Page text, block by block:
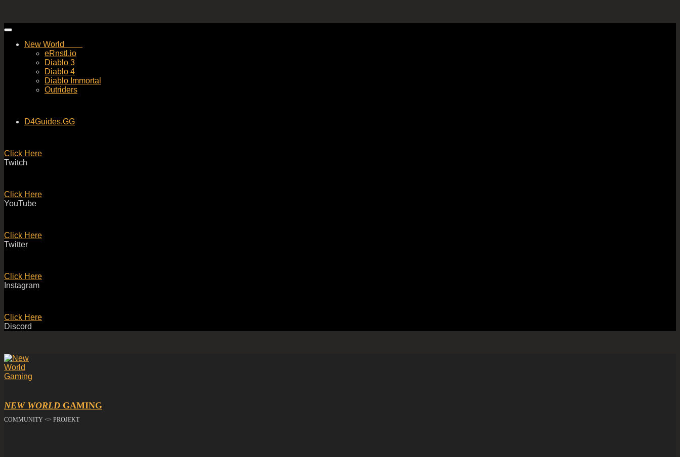
Skip
contentNew World
eRnstl.io
Diablo 3
Diablo 4
Diablo Immortal
Outriders
D4Guides.GG
Click Here
Twitch
Click Here
YouTube
Click Here
Twitter
Click Here
Instagram
Click Here
Discord
NEW WORLD GAMING
COMMUNITY <> PROJEKT